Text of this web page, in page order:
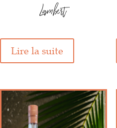
Lambert
Lire la suite